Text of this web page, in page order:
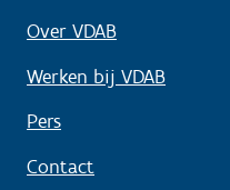
Over VDAB
Werken bij VDAB
Pers
Contact